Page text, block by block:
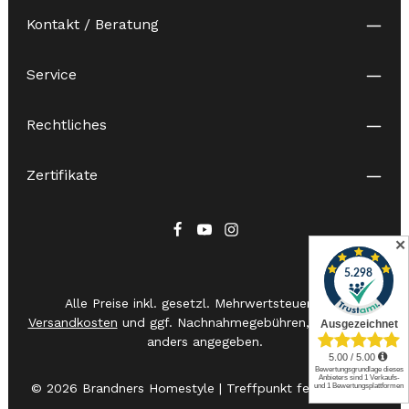
Kontakt / Beratung
Service
Rechtliches
Zertifikate
© 2026 Brandners Homestyle | Treffpunkt feiner Messer
Alle Preise inkl. gesetzl. Mehrwertsteuer zzgl.
Versandkosten und ggf. Nachnahmegebühren, wenn nicht
anders angegeben.
✕